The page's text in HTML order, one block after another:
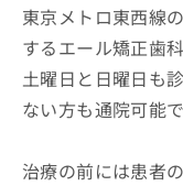
東京メトロ東西線
するエール矯正歯
土曜日と日曜日も
ない方も通院可能で
治療の前には患者